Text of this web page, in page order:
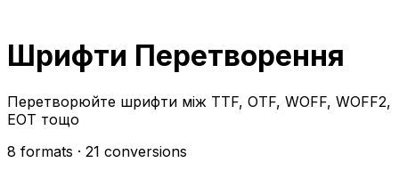
Шрифти Перетворення
Перетворюйте шрифти між TTF, OTF, WOFF, WOFF2,
EOT тощо
8 formats · 21 conversions